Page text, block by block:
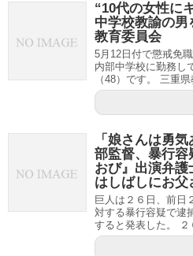
“10代の女性に
中学校教諭の
教育委員会
5月12日付で懲戒免
内部中学校に勤務し
（48）です。 三重
「娘さんは勇
部監督、暴行容
おび』出演弁
はしばしにお父
巨人は２６日、前日
対する暴行容疑で逮
すると発表した。